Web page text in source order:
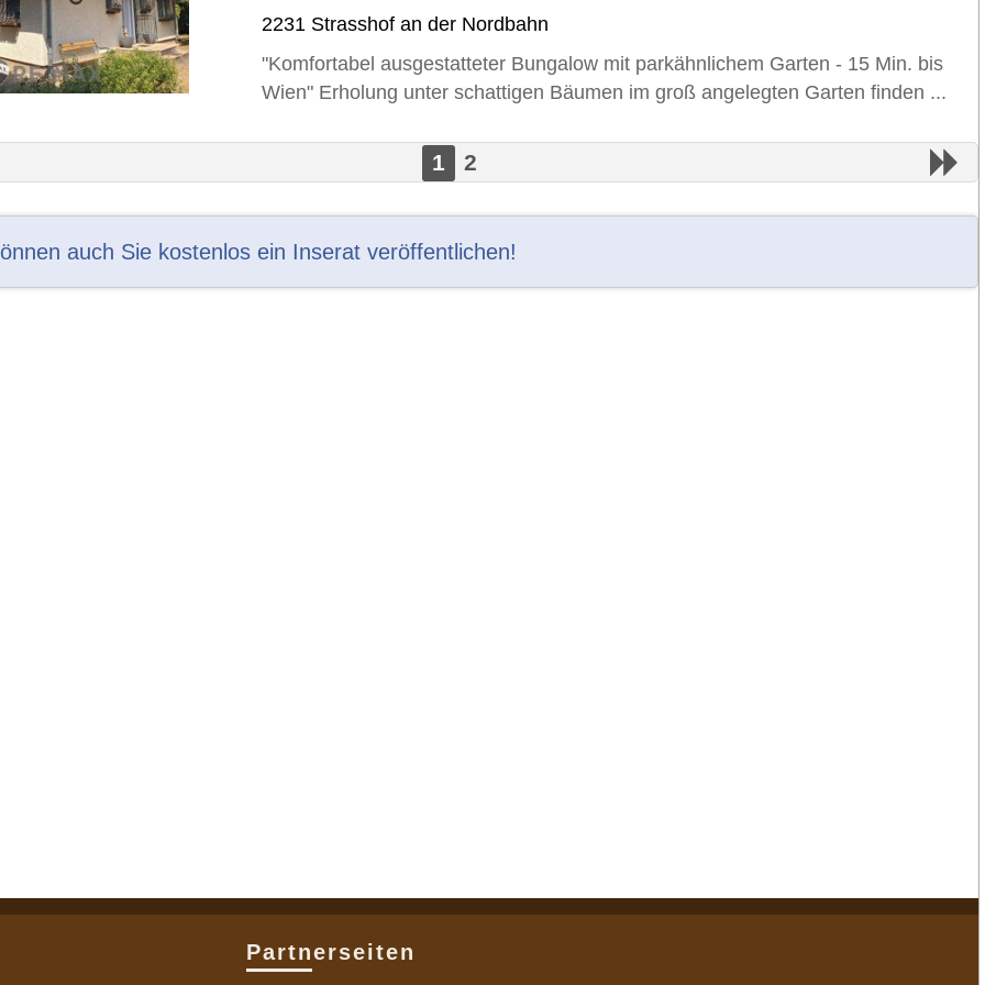
2231 Strasshof an der Nordbahn
"Komfortabel ausgestatteter Bungalow mit parkähnlichem Garten - 15 Min. bis
Wien" Erholung unter schattigen Bäumen im groß angelegten Garten finden ...
1 2
auch Sie kostenlos ein Inserat veröffentlichen!
Partnerseiten